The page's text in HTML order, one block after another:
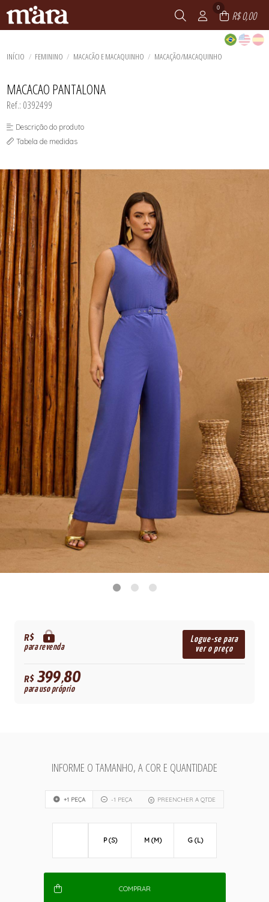
0
R$ 0,00
INÍCIO FEMININO MACACÃO E MACAQUINHO MACAÇÃO/MACAQUINHO
MACACAO PANTALONA
Ref.: 0392499
Descrição do produto
Tabela de medidas
R$
para revenda
Logue-se para
ver o preço
R$399,80
para uso próprio
INFORME O TAMANHO, A COR E QUANTIDADE
+1 PEÇA -1 PEÇA PREENCHER A QTDE
P (S) M (M) G (L)
COMPRAR